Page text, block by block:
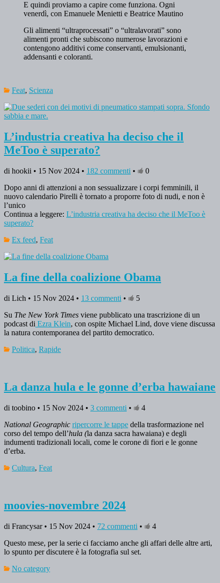
E quindi proviamo a capire come funziona. Ogni
venerdì, con Emanuele Menietti e Beatrice Mautino
Gli alimenti “ultraprocessati” o “ultralavorati” sono
alimenti pronti che subiscono numerose lavorazioni e
contengono additivi come conservanti, emulsionanti,
addensanti e coloranti.
Feat, Scienza
L’industria creativa ha deciso che il
MeToo è superato?
di hookii • 15 Nov 2024 • 182 commenti •
0
Dopo anni di attenzioni a non sessualizzare i corpi femminili, il
nuovo calendario Pirelli è tornato a proporre foto di nudi, e non è
l’unico
Continua a leggere: L’industria creativa ha deciso che il MeToo è
superato?
Ex feed, Feat
La fine della coalizione Obama
di Lich • 15 Nov 2024 • 13 commenti •
5
Su The New York Times viene pubblicato una trascrizione di un
podcast di Ezra Klein, con ospite Michael Lind, dove viene discussa
la natura contemporanea del partito democratico.
Politica, Rapide
La danza hula e le gonne d’erba hawaiane
di toobino • 15 Nov 2024 • 3 commenti •
4
National Geographic ripercorre le tappe della trasformazione nel
corso del tempo dell’hula (la danza sacra hawaiana) e degli
indumenti tradizionali locali, come le corone di fiori e le gonne
d’erba.
Cultura, Feat
moovies-novembre 2024
di Francysar • 15 Nov 2024 • 72 commenti •
4
Questo mese, per la serie ci facciamo anche gli affari delle altre arti,
lo spunto per discutere è la fotografia sul set.
No category